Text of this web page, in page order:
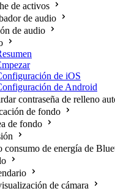
de activos
de audio
de audio
de iOS
de Android
contraseña de relleno
de fondo
de fondo
consumo de energía de
de cámara